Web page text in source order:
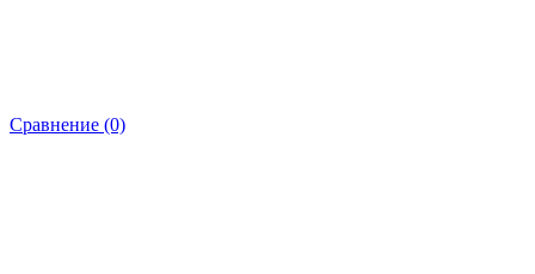
Сравнение (0)